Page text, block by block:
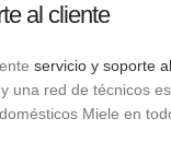
al cliente
servicio y soporte
una red de técnicos
Miele en